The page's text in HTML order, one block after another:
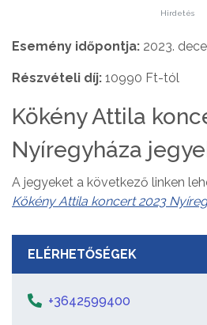
Hirdetés
Esemény időpontja: 2023.
Részvételi díj: 10990 Ft-tól
Kökény Attila
Nyíregyháza
A jegyeket a következő linken
Kökény Attila koncert 2023
ELÉRHETŐSÉGEK
+3642599400